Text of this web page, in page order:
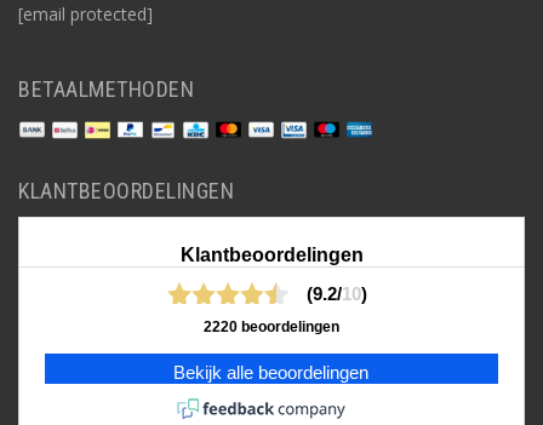
[email protected]
BETAALMETHODEN
KLANTBEOORDELINGEN
Klantbeoordelingen
(9.2/10)
2220 beoordelingen
Bekijk alle beoordelingen